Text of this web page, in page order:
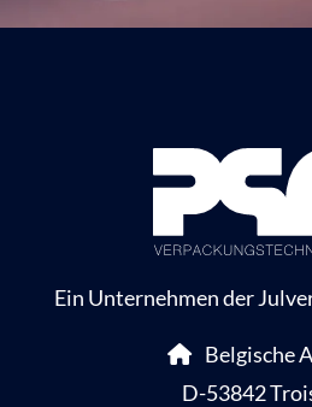
Ein Unternehmen der
Belgische
D-53842